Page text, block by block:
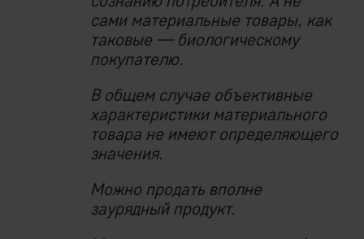
сами материальные товары, как
таковые — биологическому
покупателю.
В общем случае объективные
характеристики материального
товара не имеют определяющего
значения.
Можно продать вполне
заурядный продукт.